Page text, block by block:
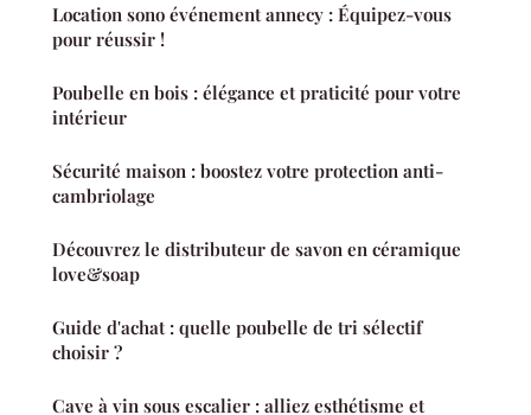
Location sono événement annecy : Équipez-vous
pour réussir !
Poubelle en bois : élégance et praticité pour votre
intérieur
Sécurité maison : boostez votre protection anti-
cambriolage
Découvrez le distributeur de savon en céramique
love&soap
Guide d'achat : quelle poubelle de tri sélectif
choisir ?
Cave à vin sous escalier : alliez esthétisme et